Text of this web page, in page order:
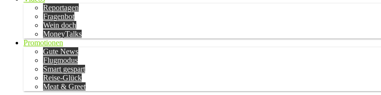
Reportagen
Fragenbot
Wein doch
MoneyTalks
Promotionen
Gute News
Flugmodus
Smart gespart
Reise-Glück
Meat & Greet